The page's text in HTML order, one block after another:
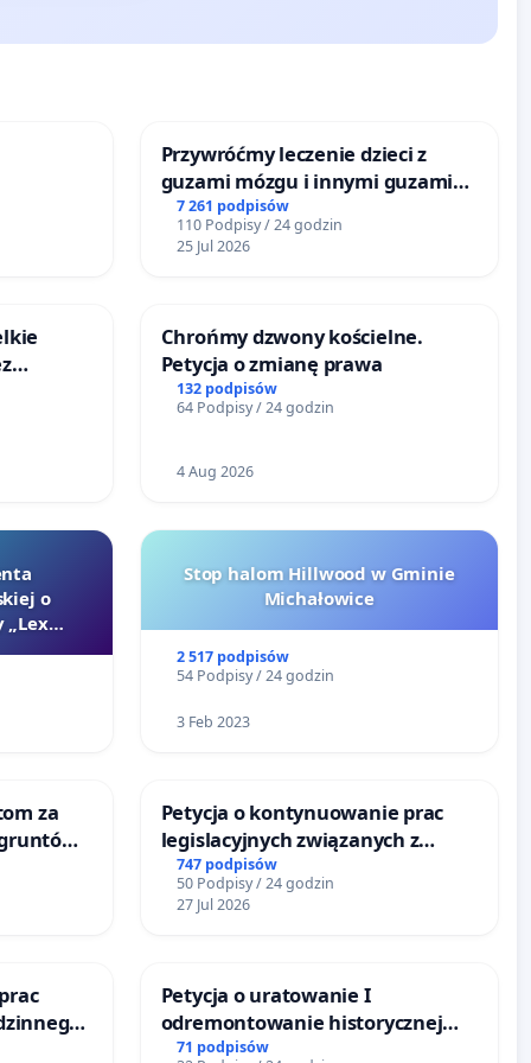
Przywróćmy leczenie dzieci z
guzami mózgu i innymi guzami
litymi do Górnośląskiego
Centrum Zdrowia Dziecka w
Katowicach
7 261 podpisów
110 Podpisy / 24 godzin
25 Jul 2026
Chrońmy dzwony kościelne.
Petycja o zmianę prawa
132 podpisów
64 Podpisy / 24 godzin
4 Aug 2026
o
„Lex
Stop halom Hillwood w Gminie
Michałowice
2 517 podpisów
54 Podpisy / 24 godzin
3 Feb 2023
za
Petycja o kontynuowanie prac
legislacyjnych związanych z
reformą prawa rodzinnego
747 podpisów
50 Podpisy / 24 godzin
27 Jul 2026
Petycja o uratowanie I
odremontowanie historycznej
Lokomotywy sm42-914
71 podpisów